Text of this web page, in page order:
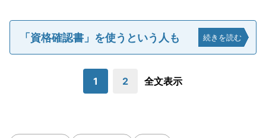
「資格確認書」を使うという人も 続きを読む
1 2 全文表示